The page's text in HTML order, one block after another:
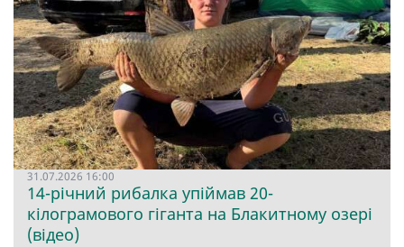
31.07.2026 16:00
14-річний рибалка упіймав 20-
кілограмового гіганта на Блакитному озері
(відео)